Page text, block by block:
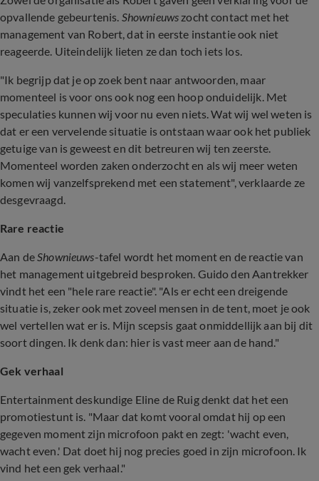
opvallende gebeurtenis. Shownieuws zocht contact met het
management van Robert, dat in eerste instantie ook niet
reageerde. Uiteindelijk lieten ze dan toch iets los.
"Ik begrijp dat je op zoek bent naar antwoorden, maar
momenteel is voor ons ook nog een hoop onduidelijk. Met
speculaties kunnen wij voor nu even niets. Wat wij wel weten is
dat er een vervelende situatie is ontstaan waar ook het publiek
getuige van is geweest en dit betreuren wij ten zeerste.
Momenteel worden zaken onderzocht en als wij meer weten
komen wij vanzelfsprekend met een statement", verklaarde ze
desgevraagd.
Rare reactie
Aan deShownieuws-tafel wordt het moment en de reactie van
het management uitgebreid besproken. Guido den Aantrekker
vindt het een "hele rare reactie". "Als er echt een dreigende
situatie is, zeker ook met zoveel mensen in de tent, moet je ook
wel vertellen wat er is. Mijn scepsis gaat onmiddellijk aan bij dit
soort dingen. Ik denk dan: hier is vast meer aan de hand."
Gek verhaal
Entertainment deskundige Eline de Ruig denkt dat het een
promotiestunt is. "Maar dat komt vooral omdat hij op een
gegeven moment zijn microfoon pakt en zegt: 'wacht even,
wacht even.' Dat doet hij nog precies goed in zijn microfoon. Ik
vind het een gek verhaal."